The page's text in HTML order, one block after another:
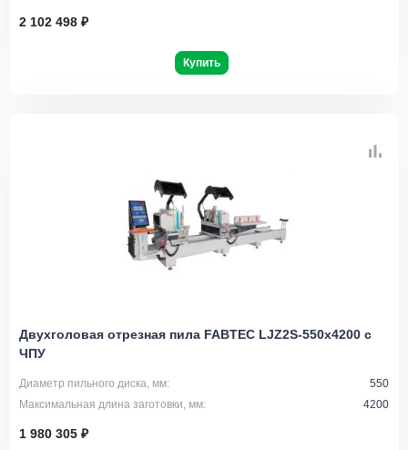
2 102 498 ₽
Купить
Двухголовая отрезная пила FABTEC LJZ2S-550x4200 с
ЧПУ
Диаметр пильного диска, мм:
550
Максимальная длина заготовки, мм:
4200
1 980 305 ₽